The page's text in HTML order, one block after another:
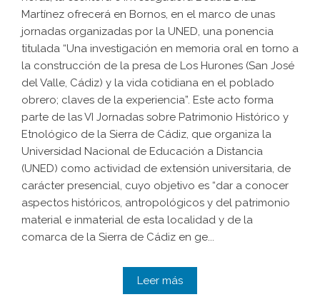
Martínez ofrecerá en Bornos, en el marco de unas
jornadas organizadas por la UNED, una ponencia
titulada “Una investigación en memoria oral en torno a
la construcción de la presa de Los Hurones (San José
del Valle, Cádiz) y la vida cotidiana en el poblado
obrero; claves de la experiencia”. Este acto forma
parte de las VI Jornadas sobre Patrimonio Histórico y
Etnológico de la Sierra de Cádiz, que organiza la
Universidad Nacional de Educación a Distancia
(UNED) como actividad de extensión universitaria, de
carácter presencial, cuyo objetivo es “dar a conocer
aspectos históricos, antropológicos y del patrimonio
material e inmaterial de esta localidad y de la
comarca de la Sierra de Cádiz en ge...
Leer más